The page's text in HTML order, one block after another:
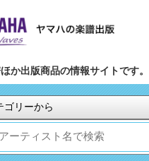
か出版商品の情報サイトです。